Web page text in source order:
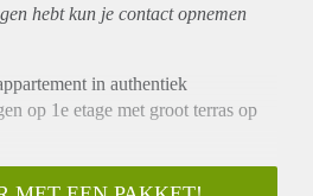
hebt kun je contact opnemen
in authentiek
op 1e etage met groot terras op